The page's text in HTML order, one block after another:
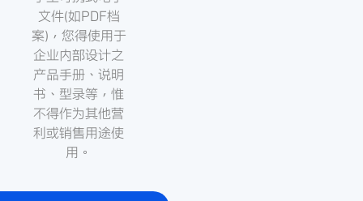
文件(如PDF档
案)，您得使用于
企业内部设计之
产品手册、说明
书、型录等，惟
不得作为其他营
利或销售用途使
用。